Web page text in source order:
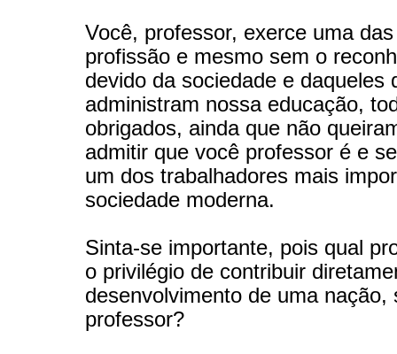
Você, professor, exerce uma
profissão e mesmo sem o
devido da sociedade e daqueles
administram nossa educação,
obrigados, ainda que não
admitir que você professor é e
um dos trabalhadores mais
sociedade moderna.
Sinta-se importante, pois qual
o privilégio de contribuir
desenvolvimento de uma nação,
professor?